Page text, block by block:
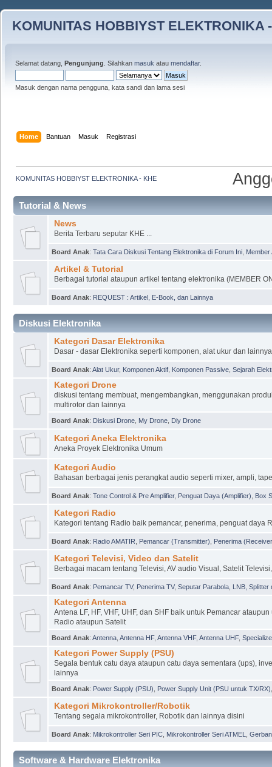
KOMUNITAS HOBBIYST ELEKTRONIKA
Selamat datang, Pengunjung . Silahkan masuk atau mendaftar.
Masuk dengan nama pengguna, kata sandi dan lama sesi
Home Bantuan Masuk Registrasi
KOMUNITAS HOBBIYST ELEKTRONIKA - KHE
Tutorial & News
News
Berita Terbaru seputar KHE ...
Board Anak: Tata Cara Diskusi Tentang Elektronika di Forum Ini Member
Artikel & Tutorial
Berbagai tutorial ataupun artikel tentang elektronika (MEMBER
Board Anak: REQUEST : Artikel, E-Book, dan Lainnya
Diskusi Elektronika
Kategori Dasar Elektronika
Dasar - dasar Elektronika seperti komponen, alat ukur dan lainnya
Board Anak: Alat Ukur, Komponen Aktif Komponen Passive Sejarah
Kategori Drone
diskusi tentang membuat, mengembangkan, menggunakan
multirotor dan lainnya
Board Anak: Diskusi Drone My Drone Diy Drone
Kategori Aneka Elektronika
Aneka Proyek Elektronika Umum
Kategori Audio
Bahasan berbagai jenis perangkat audio seperti mixer, ampli,
Board Anak: Tone Control & Pre Amplifier, Penguat Daya (Amplifier) Box
Kategori Radio
Kategori tentang Radio baik pemancar, penerima, penguat daya
Board Anak: Radio AMATIR Pemancar (Transmitter) Penerima
Kategori Televisi, Video dan Satelit
Berbagai macam tentang Televisi, AV audio Visual, Satelit
Board Anak: Pemancar TV, Penerima TV, Seputar Parabola LNB,
Kategori Antenna
Antena LF, HF, VHF, UHF, dan SHF baik untuk Pemancar
Radio ataupun Satelit
Board Anak: Antenna Antenna HF, Antenna VHF, Antenna UHF,
Kategori Power Supply (PSU)
Segala bentuk catu daya ataupun catu daya sementara (ups),
lainnya
Board Anak: Power Supply (PSU) Power Supply Unit (PSU untuk TX/RX)
Kategori Mikrokontroller/Robotik
Tentang segala mikrokontroller, Robotik dan lainnya disini
Board Anak: Mikrokontroller Seri PIC Mikrokontroller Seri ATMEL
Software & Hardware Elektronika